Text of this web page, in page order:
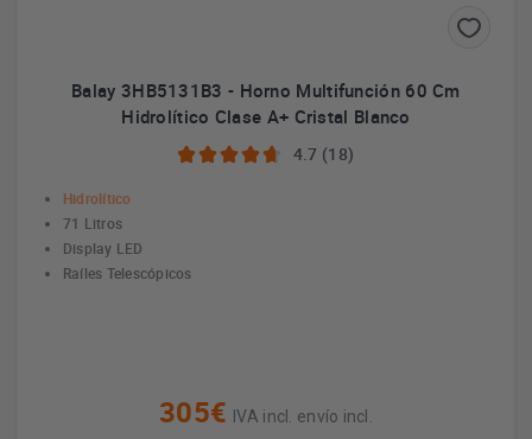
Balay 3HB5131B3 - Horno Multifunción 60 Cm
Hidrolítico Clase A+ Cristal Blanco
4.7 (18)
Hidrolítico
71 Litros
Display LED
Raíles Telescópicos
305€ IVA incl. envío incl.